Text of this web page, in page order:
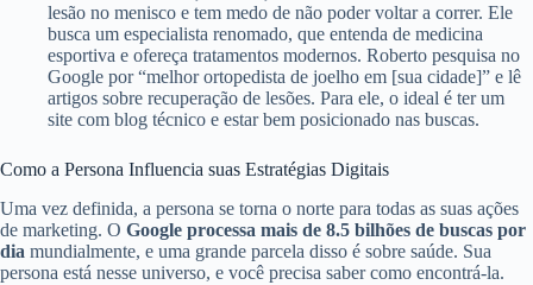
lesão no menisco e tem medo de não poder voltar a correr. Ele
busca um especialista renomado, que entenda de medicina
esportiva e ofereça tratamentos modernos. Roberto pesquisa no
Google por “melhor ortopedista de joelho em [sua cidade]” e lê
artigos sobre recuperação de lesões. Para ele, o ideal é ter um
site com blog técnico e estar bem posicionado nas buscas.
Como a Persona Influencia suas Estratégias Digitais
Uma vez definida, a persona se torna o norte para todas as suas ações
de marketing. O Google processa mais de 8.5 bilhões de buscas por
dia mundialmente, e uma grande parcela disso é sobre saúde. Sua
persona está nesse universo, e você precisa saber como encontrá-la.